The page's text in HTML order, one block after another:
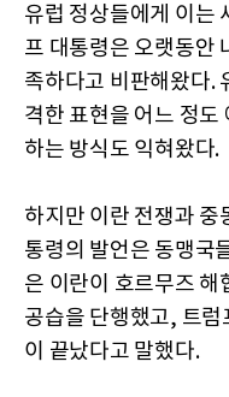
유럽 정상들에게 이는
프 대통령은 오랫동안
족하다고 비판해왔다.
격한 표현을 어느 정도
하는 방식도 익혀왔다.
하지만 이란 전쟁과 중
통령의 발언은 동맹국
은 이란이 호르무즈 해
공습을 단행했고, 트
이 끝났다고 말했다.